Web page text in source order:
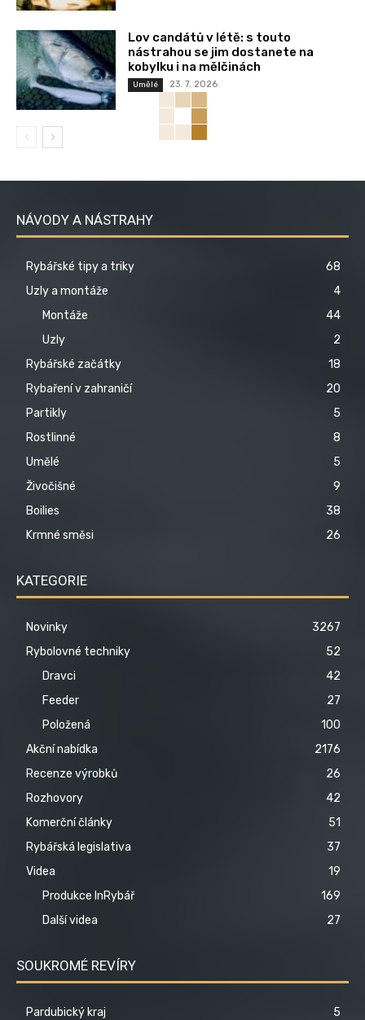
Lov candátů v létě: s touto
nástrahou se jim dostanete na
kobylku i na mělčinách
Umělé 23. 7. 2026
NÁVODY A NÁSTRAHY
Rybářské tipy a triky
68
Uzly a montáže
4
Montáže
44
Uzly
2
Rybářské začátky
18
Rybaření v zahraničí
20
Partikly
5
Rostlinné
8
Umělé
5
Živočišné
9
Boilies
38
Krmné směsi
26
KATEGORIE
Novinky
3267
Rybolovné techniky
52
Dravci
42
Feeder
27
Položená
100
Akční nabídka
2176
Recenze výrobků
26
Rozhovory
42
Komerční články
51
Rybářská legislativa
37
Videa
19
Produkce InRybář
169
Další videa
27
SOUKROMÉ REVÍRY
Pardubický kraj
5